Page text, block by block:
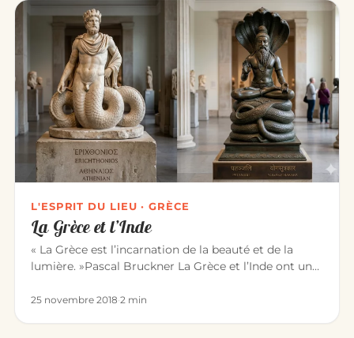
L'ESPRIT DU LIEU · GRÈCE
La Grèce et l’Inde
« La Grèce est l’incarnation de la beauté et de la
lumière. »Pascal Bruckner La Grèce et l’Inde ont une
25 novembre 2018·2 min